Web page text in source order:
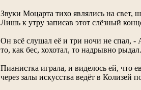
Звуки Моцарта тихо являлись на свет,
Лишь к утру записав этот слёзный
Он всё слушал её и три ночи не спал, -
то, как бес, хохотал, то надрывно
Пианистка играла, и виделось ей, что
через залы искусства ведёт в Колизей